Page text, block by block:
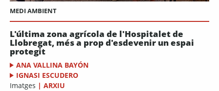
MEDI AMBIENT
L'última zona agrícola de l'Hospitalet de
Llobregat, més a prop d'esdevenir un espai
protegit
ANA VALLINA BAYÓN
IGNASI ESCUDERO
Imatges | ARXIU